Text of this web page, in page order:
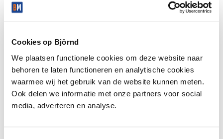
Cookies op Björnd
We plaatsen functionele cookies om deze website naar
behoren te laten functioneren en analytische cookies
waarmee wij het gebruik van de website kunnen meten.
Ook delen we informatie met onze partners voor social
media, adverteren en analyse.
you will find the two bedrooms. The apartment has a
balcony at both the front and rear.
Voorwaarden:
- Te huur voor maximaal 1 (werkzaam) persoon of een stel,
geen studenten, PHD stel is mogelijk
- 1 maand waarborgsom betaalbaar voor de aanvang van
het huurcontract
- De huur moet voor de 1e van de betreffende maand op